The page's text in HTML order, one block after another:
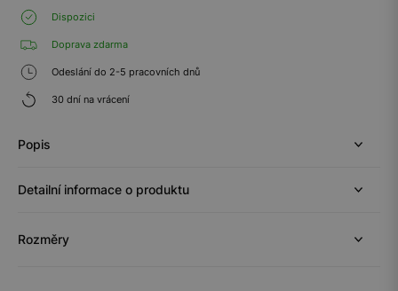
Dispozici
Doprava zdarma
Odeslání do 2-5 pracovních dnů
30 dní na vrácení
Popis
Detailní informace o produktu
Rozměry